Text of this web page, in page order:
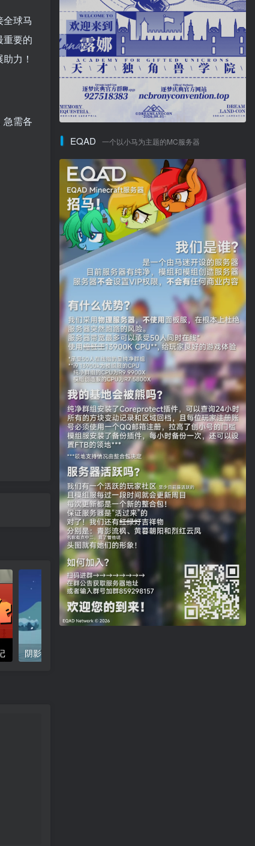
球马
重要的
力！
需各
EQAD 一个以小马为主题的MC服务器